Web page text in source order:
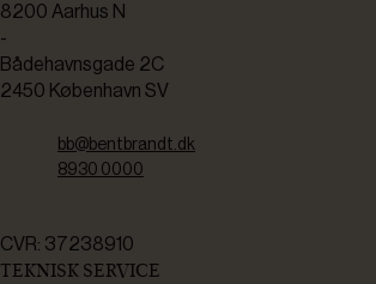
8200 Aarhus N
-
Bådehavnsgade 2C
2450 København SV
bb@bentbrandt.dk
8930 0000
CVR: 37238910
TEKNISK SERVICE